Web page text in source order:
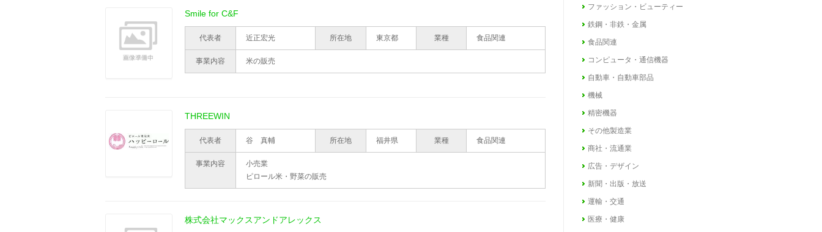
Smile for C&F
代表者 近正宏光 所在地 東京都 業種 食品関連
事業内容 米の販売
THREEWIN
代表者 谷 真輔 所在地 福井県 業種 食品関連
事業内容
小売業
ピロール米・野菜の販売
株式会社マックスアンドアレックス
ファッション・ビューティー
鉄鋼・非鉄・金属
食品関連
コンピュータ・通信機器
自動車・自動車部品
機械
精密機器
その他製造業
商社・流通業
広告・デザイン
新聞・出版・放送
運輸・交通
医療・健康